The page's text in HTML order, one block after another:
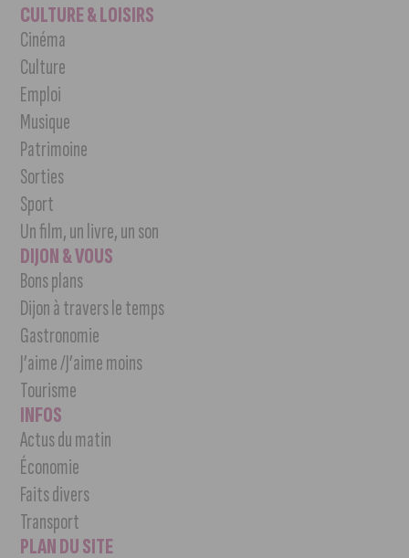
CULTURE & LOISIRS
Cinéma
Culture
Emploi
Musique
Patrimoine
Sorties
Sport
Un film, un livre, un son
DIJON & VOUS
Bons plans
Dijon à travers le temps
Gastronomie
J’aime /J’aime moins
Tourisme
INFOS
Actus du matin
Économie
Faits divers
Transport
PLAN DU SITE